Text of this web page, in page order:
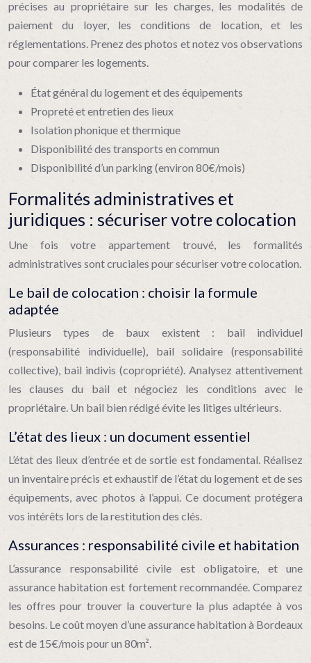
précises au propriétaire sur les charges, les modalités de
paiement du loyer, les conditions de location, et les
réglementations. Prenez des photos et notez vos observations
pour comparer les logements.
État général du logement et des équipements
Propreté et entretien des lieux
Isolation phonique et thermique
Disponibilité des transports en commun
Disponibilité d’un parking (environ 80€/mois)
Formalités administratives et
juridiques : sécuriser votre colocation
Une fois votre appartement trouvé, les formalités
administratives sont cruciales pour sécuriser votre colocation.
Le bail de colocation : choisir la formule
adaptée
Plusieurs types de baux existent : bail individuel
(responsabilité individuelle), bail solidaire (responsabilité
collective), bail indivis (copropriété). Analysez attentivement
les clauses du bail et négociez les conditions avec le
propriétaire. Un bail bien rédigé évite les litiges ultérieurs.
L’état des lieux : un document essentiel
L’état des lieux d’entrée et de sortie est fondamental. Réalisez
un inventaire précis et exhaustif de l’état du logement et de ses
équipements, avec photos à l’appui. Ce document protégera
vos intérêts lors de la restitution des clés.
Assurances : responsabilité civile et habitation
L’assurance responsabilité civile est obligatoire, et une
assurance habitation est fortement recommandée. Comparez
les offres pour trouver la couverture la plus adaptée à vos
besoins. Le coût moyen d’une assurance habitation à Bordeaux
est de 15€/mois pour un 80m².